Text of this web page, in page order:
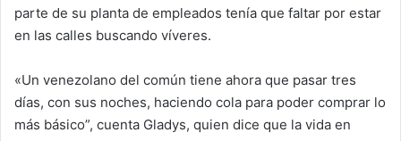
parte de su planta de empleados tenía que faltar por estar
en las calles buscando víveres.
«Un venezolano del común tiene ahora que pasar tres
días, con sus noches, haciendo cola para poder comprar lo
más básico”, cuenta Gladys, quien dice que la vida en